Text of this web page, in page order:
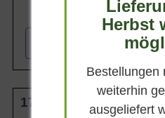
175-200 cm C20
Herbst
Bestellungen
weiterhin
ausgeliefert